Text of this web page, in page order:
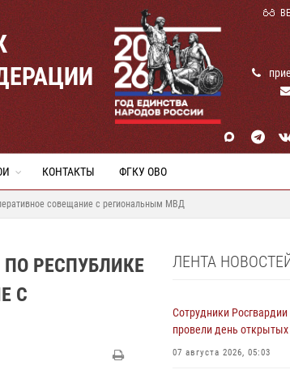
КОНТАКТЫ ФГКУ ОВО
совещание с региональным МВД
РЕСПУБЛИКЕ
С
ЛЕНТА
Сотрудники
провели день
07 августа 2026, 05:03